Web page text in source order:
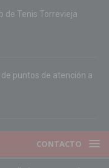
de Tenis Torrevieja
puntos de atención a
CONTACTO